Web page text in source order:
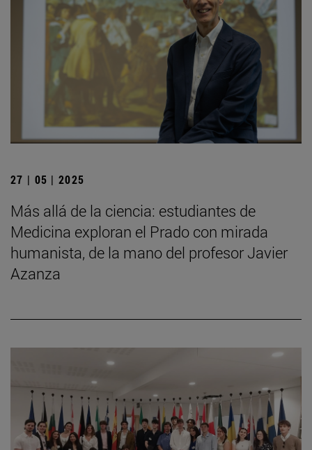
27 | 05 | 2025
Más allá de la ciencia: estudiantes de
Medicina exploran el Prado con mirada
humanista, de la mano del profesor Javier
Azanza